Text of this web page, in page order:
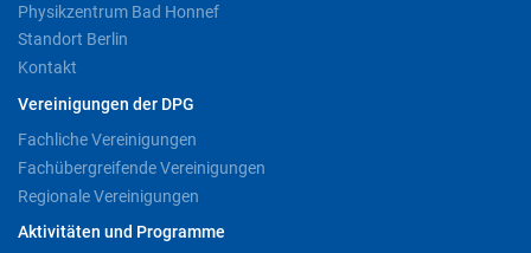
Physikzentrum Bad Honnef
Standort Berlin
Kontakt
Vereinigungen der DPG
Fachliche Vereinigungen
Fachübergreifende Vereinigungen
Regionale Vereinigungen
Aktivitäten und Programme